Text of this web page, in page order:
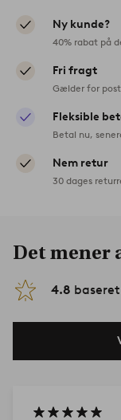
Ny kunde?
40% rabat på
Fri fragt
Gælder for
Fleksible
Betal nu,
Nem retur
30 dages
Det mener
4.8